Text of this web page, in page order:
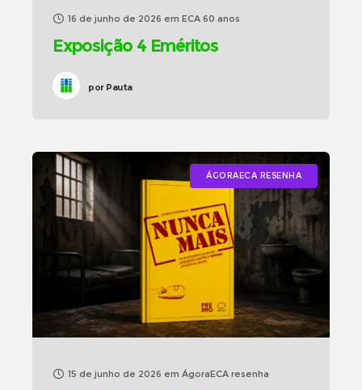
16 de junho de 2026 em ECA 60 anos
Exposição 4 Eméritos
porPauta
ÁGORAECA RESENHA
15 de junho de 2026 em ÁgoraECA resenha